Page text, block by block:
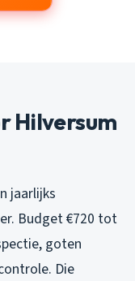
Hilversum
jaarlijks
Budget €720 tot
goten
Die